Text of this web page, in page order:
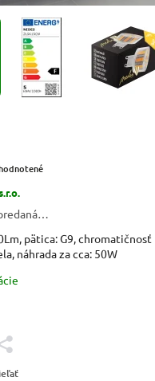
pätica: G9,
náhrada za cca: 50W